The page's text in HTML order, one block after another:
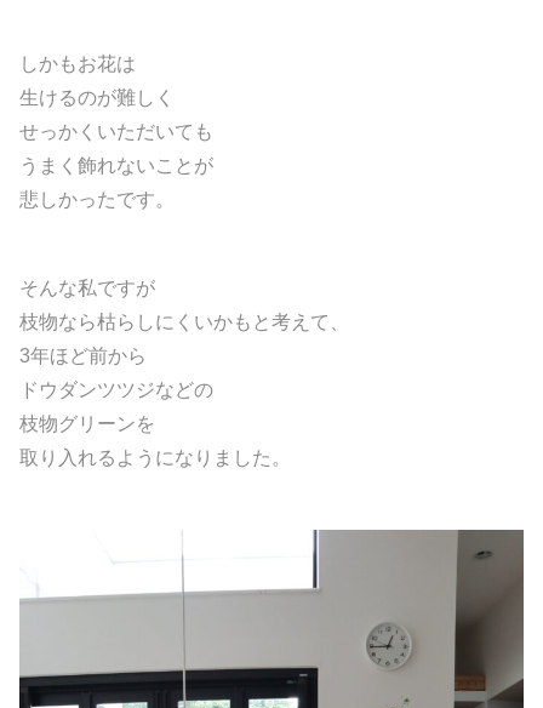
しかもお花は
生けるのが難しく
せっかくいただいても
うまく飾れないことが
悲しかったです。
そんな私ですが
枝物なら枯らしにくいかもと考えて、
3年ほど前から
ドウダンツツジなどの
枝物グリーンを
取り入れるようになりました。